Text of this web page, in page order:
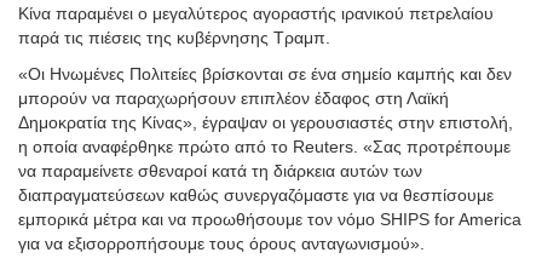
Κίνα παραμένει ο μεγαλύτερος αγοραστής ιρανικού πετρελαίου
παρά τις πιέσεις της κυβέρνησης Τραμπ.
«Οι Ηνωμένες Πολιτείες βρίσκονται σε ένα σημείο καμπής και δεν
μπορούν να παραχωρήσουν επιπλέον έδαφος στη Λαϊκή
Δημοκρατία της Κίνας», έγραψαν οι γερουσιαστές στην επιστολή,
η οποία αναφέρθηκε πρώτο από το Reuters. «Σας προτρέπουμε
να παραμείνετε σθεναροί κατά τη διάρκεια αυτών των
διαπραγματεύσεων καθώς συνεργαζόμαστε για να θεσπίσουμε
εμπορικά μέτρα και να προωθήσουμε τον νόμο SHIPS for America
για να εξισορροπήσουμε τους όρους ανταγωνισμού».